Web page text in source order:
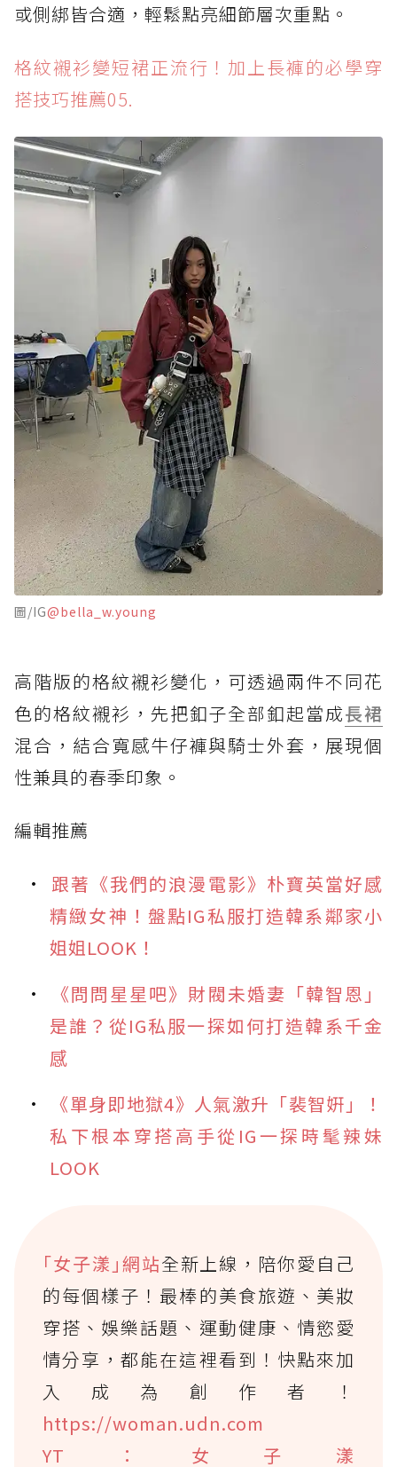
或側綁皆合適，輕鬆點亮細節層次重點。
格紋襯衫變短裙正流行！加上長褲的必學穿
搭技巧推薦05.
圖/IG@bella_w.young
高階版的格紋襯衫變化，可透過兩件不同花
色的格紋襯衫，先把釦子全部釦起當成長裙
混合，結合寬感牛仔褲與騎士外套，展現個
性兼具的春季印象。
編輯推薦
跟著《我們的浪漫電影》朴寶英當好感
精緻女神！盤點IG私服打造韓系鄰家小
姐姐LOOK！
《問問星星吧》財閥未婚妻「韓智恩」
是誰？從IG私服一探如何打造韓系千金
感
《單身即地獄4》人氣激升「裴智姸」！
私下根本穿搭高手從IG一探時髦辣妹
LOOK
｢女子漾｣網站全新上線，陪你愛自己
的每個樣子！最棒的美食旅遊、美妝
穿搭、娛樂話題、運動健康、情慾愛
情分享，都能在這裡看到！快點來加
入成為創作者！
https://woman.udn.com
YT：女子漾